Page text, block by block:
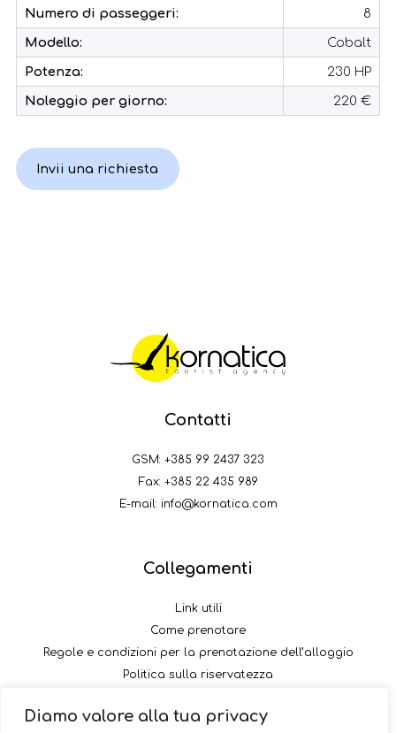
Diamo valore alla tua privacy
Numero di passeggeri: 8
Modello: Cobalt
Potenza: 230 HP
Noleggio per giorno: 220 €
Invii una richiesta
Contatti
GSM: +385 99 2437 323
Fax: +385 22 435 989
E-mail: info@kornatica.com
Collegamenti
Link utili
Come prenotare
Regole e condizioni per la prenotazione dell’alloggio
Politica sulla riservatezza